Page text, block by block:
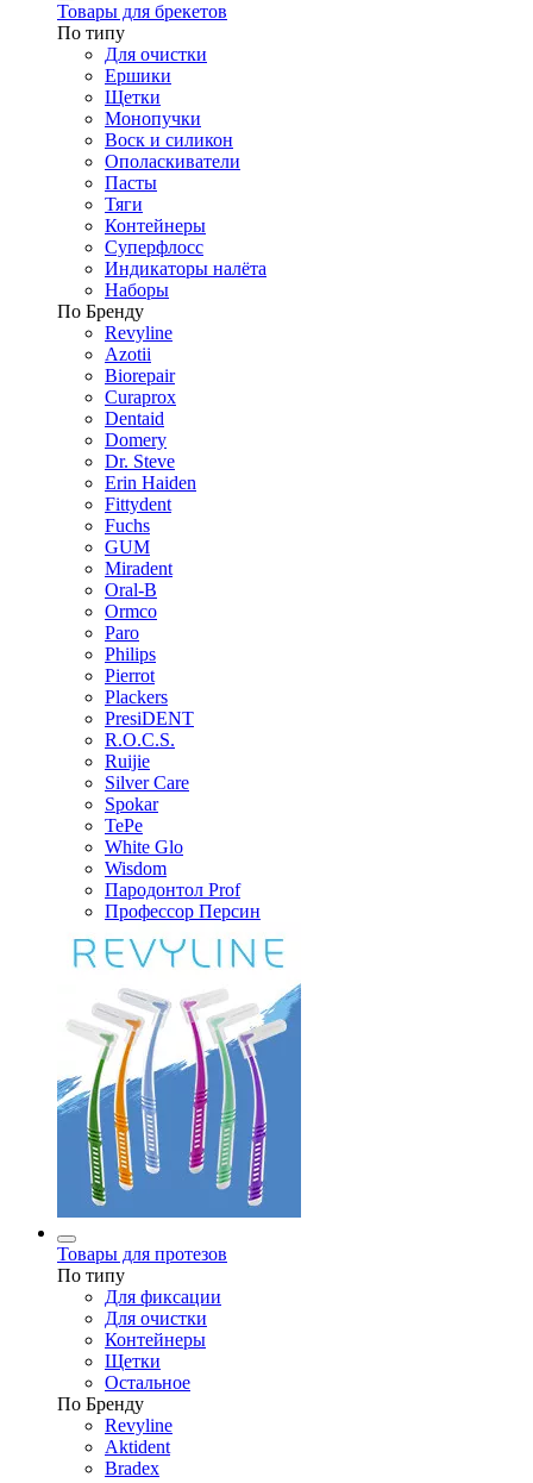
Товары для брекетов
По типу
Для очистки
Ершики
Щетки
Монопучки
Воск и силикон
Ополаскиватели
Пасты
Тяги
Контейнеры
Суперфлосс
Индикаторы налёта
Наборы
По Бренду
Revyline
Azotii
Biorepair
Curaprox
Dentaid
Domery
Dr. Steve
Erin Haiden
Fittydent
Fuchs
GUM
Miradent
Oral-B
Ormco
Paro
Philips
Pierrot
Plackers
PresiDENT
R.O.C.S.
Ruijie
Silver Care
Spokar
TePe
White Glo
Wisdom
Пародонтол Prof
Профессор Персин
Товары для протезов
По типу
Для фиксации
Для очистки
Контейнеры
Щетки
Остальное
По Бренду
Revyline
Aktident
Bradex